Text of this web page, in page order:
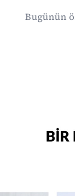
Bugünün